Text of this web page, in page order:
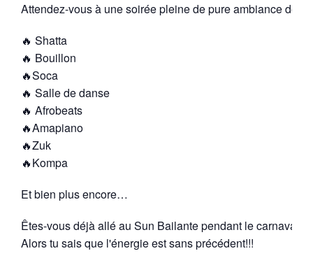
Attendez-vous à une soirée pleine de pure ambiance de
🔥 Shatta
🔥 Bouillon
🔥Soca
🔥 Salle de danse
🔥 Afrobeats
🔥Amapiano
🔥Zuk
🔥Kompa
Et bien plus encore…
Êtes-vous déjà allé au Sun Bailante pendant le carnaval
Alors tu sais que l'énergie est sans précédent!!!